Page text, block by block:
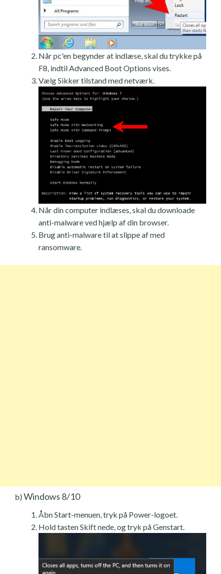
Når pc'en begynder at indlæse, skal du trykke på
F8, indtil Advanced Boot Options vises.
Vælg Sikker tilstand med netværk.
Når din computer indlæses, skal du downloade
anti-malware ved hjælp af din browser.
Brug anti-malware til at slippe af med
ransomware.
b) Windows 8/10
Åbn Start-menuen, tryk på Power-logoet.
Hold tasten Skift nede, og tryk på Genstart.